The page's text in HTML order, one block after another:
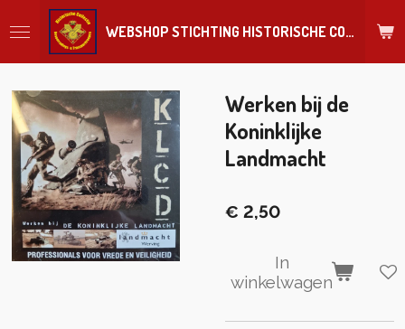
direct
hoofdinhoud
WEBSHOP STICHTING HISTORISCHE COLLECTIE REGIMENT
Werken bij de
Koninklijke
Landmacht
€ 2,50
In
winkelwagen